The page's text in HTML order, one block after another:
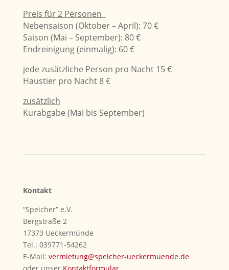
Preis für 2 Personen
Nebensaison (Oktober – April): 70 €
Saison (Mai – September): 80 €
Endreinigung (einmalig): 60 €
jede zusätzliche Person pro Nacht 15 €
Haustier pro Nacht 8 €
zusätzlich
Kurabgabe (Mai bis September)
Kontakt
“Speicher” e.V.
Bergstraße 2
17373 Ueckermünde
Tel.: 039771-54262
E-Mail: vermietung@speicher-ueckermuende.de
oder unser Kontaktformular